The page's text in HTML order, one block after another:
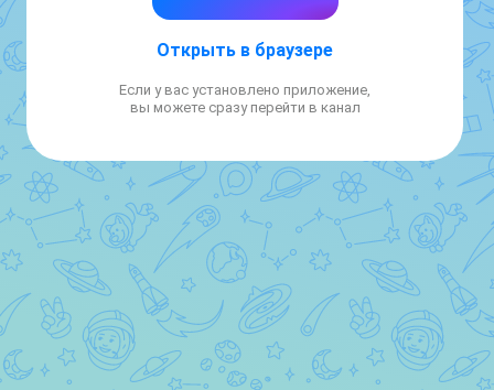
Открыть в браузере
Если у вас установлено приложение,
вы можете сразу перейти в канал